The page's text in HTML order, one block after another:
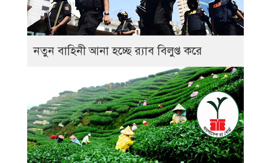
নতুন বাহিনী আনা হচ্ছে র‍্যাব বিলুপ্ত করে